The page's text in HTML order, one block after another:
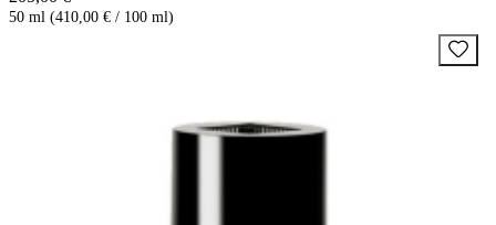
50 ml (410,00 € / 100 ml)